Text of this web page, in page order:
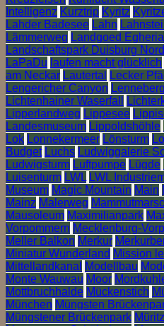
Intelligenz Kurztrip Kyritz
Lahder Badesee Lahn
Lämmerweg Landgoed Egheria
Landschaftspark Duisburg Nord
LaPaDu laufen macht glücklich
am Neckar Lautertal Lecker
Lengericher Canyon Lenneberg
Lichtenhainer Waserfall
Lipperlandweg Lippesee
Landesmuseum Lippoldshöhle
Lok Lonnekermeer Lönsturm
Budget Luchs Ludwiggalerie
Ludwigsturm Luftpumpe Lügde
Luisenturm LWL LWL
Museum Magic Mountain Main
Mainz Malerweg
Mausoleum Maximilianpark
Vorpommern Mecklenburg-
Meller Balkon Merkur
Miniatur Wunderland Mission
Mittellandkanal
Modellbau
Monte Wauwau Moor
Mottbruchhalde Mückenstich
München Müngsten
Müngstener Brückenpark Müritz